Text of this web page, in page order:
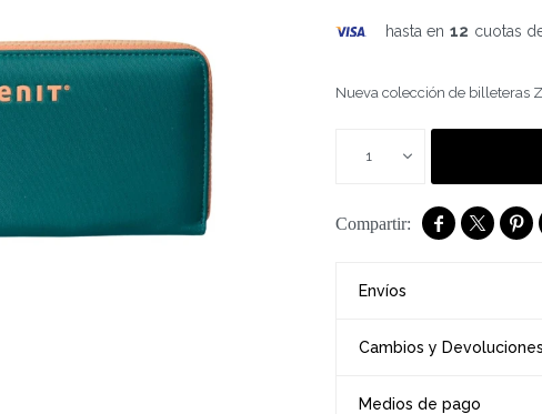
hasta en 12 cuotas
Nueva colección de billeteras
1
  
Envíos
Cambios y Devoluciones
Medios de pago